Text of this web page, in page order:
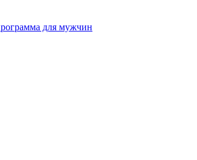
для мужчин